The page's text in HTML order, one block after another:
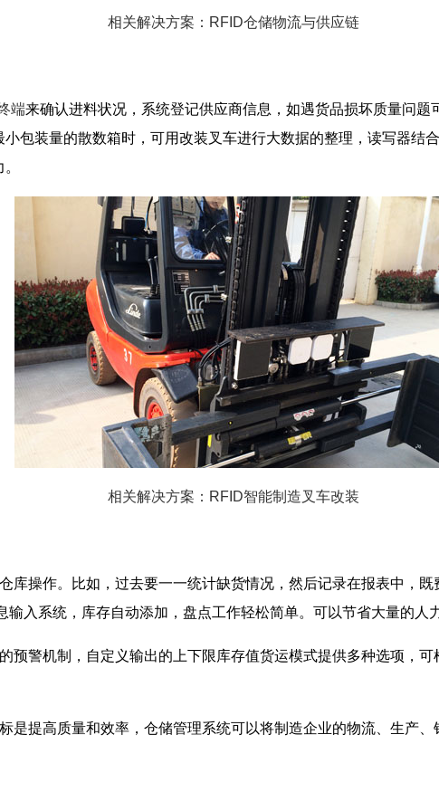
相关解决方案：RFID仓储物流与供应链
端来确认进料状况，系统登记供应商信息，如遇货品损坏质量问题
包装量的散数箱时，可用改装叉车进行大数据的整理，读写器结
相关解决方案：RFID智能制造叉车改装
库操作。比如，过去要一一统计缺货情况，然后记录在报表中，
入系统，库存自动添加，盘点工作轻松简单。可以节省大量的人
预警机制，自定义输出的上下限库存值货运模式提供多种选项，
是提高质量和效率，仓储管理系统可以将制造企业的物流、生产